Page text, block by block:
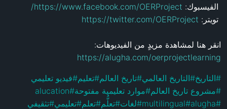
https://www.facebook.com/OERProject/
https://twitter.com/OERProject
انقر هنا لمشاهدة مزيدٍ من الفيديوهات:
https://alugha.com/oerprojectlearning
#التاريخ#التاريخ العالمي#تاريخ العالم#تعليم#فيديو تعليمي
#مشروع تاريخ العالم#موارد تعليمية مفتوحة#
alucation
#
alugha
#
multilingual
#لغات#تعلُّم#تعلم#تعليمي#تثقيفي